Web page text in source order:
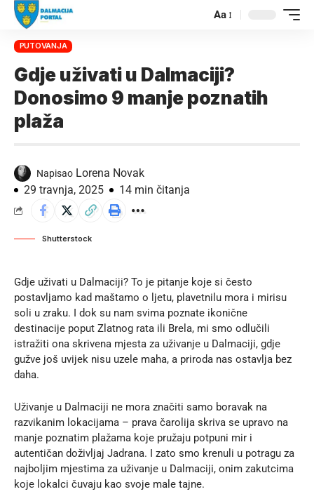
Aa
PUTOVANJA
Gdje uživati u Dalmaciji?
Donosimo 9 manje poznatih
plaža
Napisao Lorena Novak
29 travnja, 2025
14 min čitanja
Shutterstock
Gdje uživati u Dalmaciji? To je pitanje koje si često
postavljamo kad maštamo o ljetu, plavetnilu mora i mirisu
soli u zraku. I dok su nam svima poznate ikonične
destinacije poput Zlatnog rata ili Brela, mi smo odlučili
istražiti ona skrivena mjesta za uživanje u Dalmaciji, gdje
gužve još uvijek nisu uzele maha, a priroda nas ostavlja bez
daha.
Uživanje u Dalmaciji ne mora značiti samo boravak na
razvikanim lokacijama – prava čarolija skriva se upravo na
manje poznatim plažama koje pružaju potpuni mir i
autentičan doživljaj Jadrana. I zato smo krenuli u potragu za
najboljim mjestima za uživanje u Dalmaciji, onim zakutcima
koje lokalci čuvaju kao svoje male tajne.